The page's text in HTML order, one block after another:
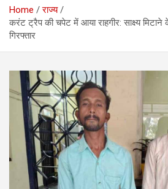
Home
राज्य
करंट ट्रैप की चपेट में आया राहगीर: साक्ष्य
गिरफ्तार